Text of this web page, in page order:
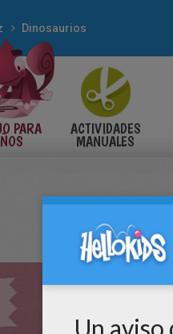
Dinosaurios
PARA ACTIVIDADES
MANUALES